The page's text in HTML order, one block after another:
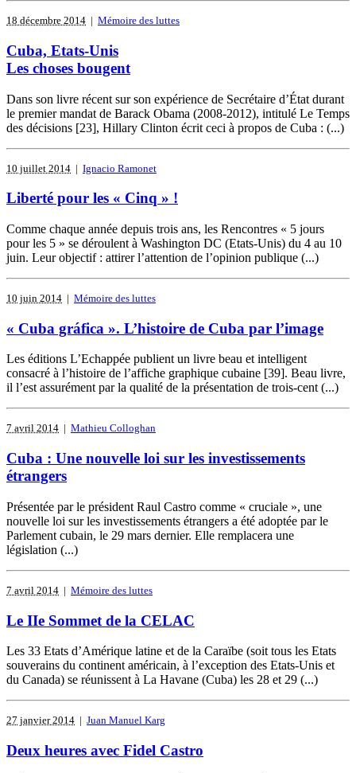
18 décembre 2014 | Mémoire des luttes
Cuba, Etats-Unis
Les choses bougent
Dans son livre récent sur son expérience de Secrétaire d’État durant
le premier mandat de Barack Obama (2008-2012), intitulé Le Temps
des décisions [23], Hillary Clinton écrit ceci à propos de Cuba : (...)
10 juillet 2014 | Ignacio Ramonet
Liberté pour les « Cinq » !
Comme chaque année depuis trois ans, les Rencontres « 5 jours
pour les 5 » se déroulent à Washington DC (Etats-Unis) du 4 au 10
juin. Leur objectif : attirer l’attention de l’opinion publique (...)
10 juin 2014 | Mémoire des luttes
« Cuba gráfica ». L’histoire de Cuba par l’image
Les éditions L’Echappée publient un livre beau et intelligent
consacré à l’histoire de l’affiche graphique cubaine [39]. Beau livre,
il l’est assurément par la qualité de la présentation de trois-cent (...)
7 avril 2014 | Mathieu Colloghan
Cuba : Une nouvelle loi sur les investissements
étrangers
Présentée par le président Raul Castro comme « cruciale », une
nouvelle loi sur les investissements étrangers a été adoptée par le
Parlement cubain, le 29 mars dernier. Elle remplacera une
législation (...)
7 avril 2014 | Mémoire des luttes
Le IIe Sommet de la CELAC
Les 33 Etats d’Amérique latine et de la Caraïbe (soit tous les Etats
souverains du continent américain, à l’exception des Etats-Unis et
du Canada) se réunissent à La Havane (Cuba) les 28 et 29 (...)
27 janvier 2014 | Juan Manuel Karg
Deux heures avec Fidel Castro